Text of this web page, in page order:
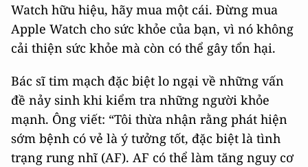
Watch hữu hiệu, hãy mua một cái. Đừng mua
Apple Watch cho sức khỏe của bạn, vì nó không
cải thiện sức khỏe mà còn có thể gây tổn hại.
Bác sĩ tim mạch đặc biệt lo ngại về những vấn
đề nảy sinh khi kiểm tra những người khỏe
mạnh. Ông viết: “Tôi thừa nhận rằng phát hiện
sớm bệnh có vẻ là ý tưởng tốt, đặc biệt là tình
trạng rung nhĩ (AF). AF có thể làm tăng nguy cơ